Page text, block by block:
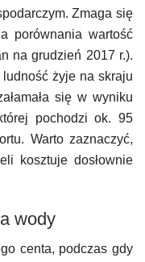
Zmaga się
porównania wartość
na grudzień 2017 r.).
żyje na skraju
się w wyniku
pochodzi ok. 95
Warto zaznaczyć,
kosztuje dosłownie
wody
centa, podczas gdy